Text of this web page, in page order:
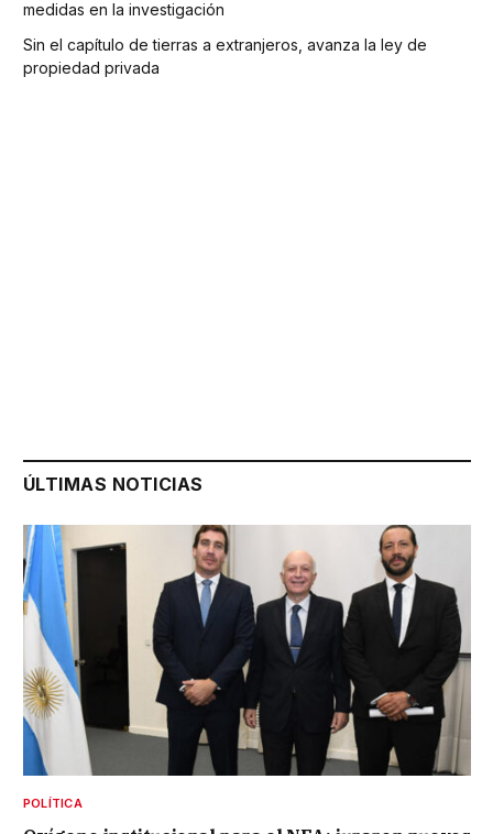
medidas en la investigación
Sin el capítulo de tierras a extranjeros, avanza la ley de
propiedad privada
ÚLTIMAS NOTICIAS
POLÍTICA